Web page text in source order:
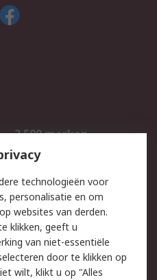
2.500 merken
Inkoopoplossingen
Email veiligheid
Websitevoorwaarden
technologieën voor
personalisatie en om
websites van derden.
klikken, geeft u
van niet-essentiële
door te klikken op
wilt, klikt u op "Alles